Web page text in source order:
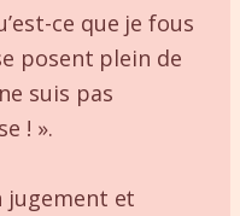
ce que je fous
posent plein de
suis pas
! ».
jugement et